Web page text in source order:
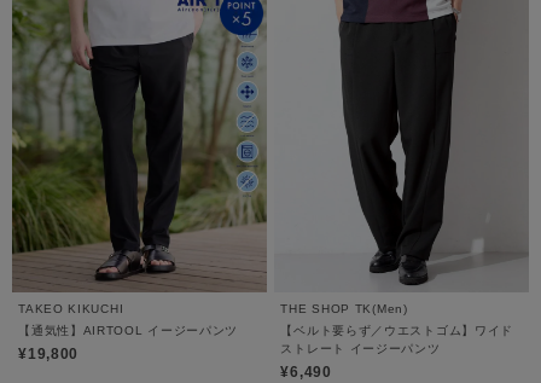
TAKEO KIKUCHI
【通気性】AIRTOOL イージーパンツ
¥19,800
THE SHOP TK(Men)
【ベルト要らず／ウエストゴム】ワイド
ストレート イージーパンツ
¥6,490